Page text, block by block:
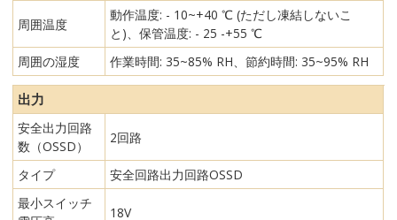
周囲温度
動作温度: - 10~+40 ℃ (ただし凍結しないこ
と)、保管温度: - 25 -+55 ℃
周囲の湿度
作業時間: 35~85% RH、節約時間: 35~95% RH
出力
安全出力回路
数（OSSD）
2回路
タイプ
安全回路出力回路OSSD
最小スイッチ
18V